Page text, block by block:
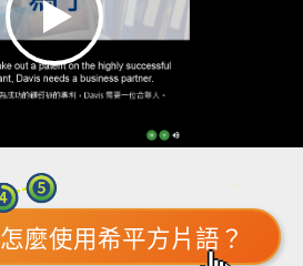
怎麼使用希平方片語？